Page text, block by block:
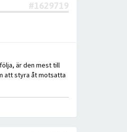
#1629719
är den mest till
att styra åt motsatta